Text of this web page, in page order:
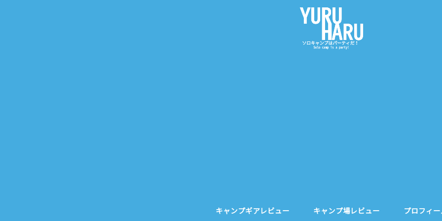
キャンプギアレビュー キャンプ場レビュー プロフィー